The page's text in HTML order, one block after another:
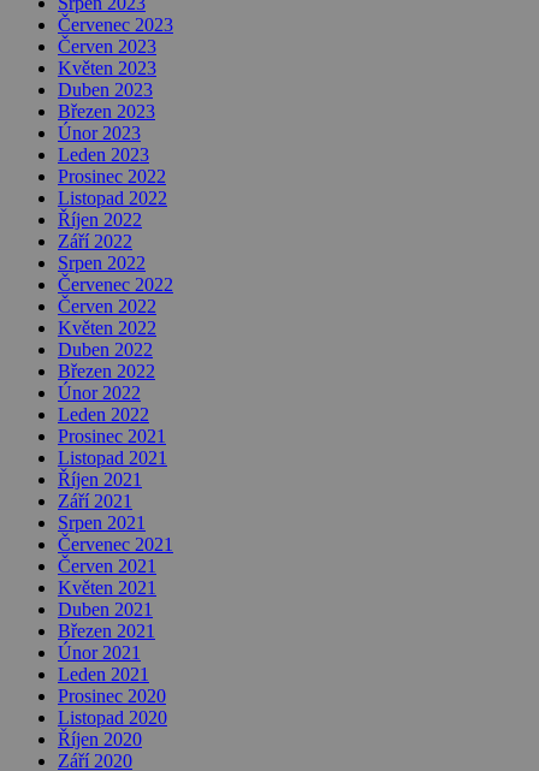
Červenec 2023
Červen 2023
Květen 2023
Duben 2023
Březen 2023
Únor 2023
Leden 2023
Prosinec 2022
Listopad 2022
Říjen 2022
Září 2022
Srpen 2022
Červenec 2022
Červen 2022
Květen 2022
Duben 2022
Březen 2022
Únor 2022
Leden 2022
Prosinec 2021
Listopad 2021
Říjen 2021
Září 2021
Srpen 2021
Červenec 2021
Červen 2021
Květen 2021
Duben 2021
Březen 2021
Únor 2021
Leden 2021
Prosinec 2020
Listopad 2020
Říjen 2020
Září 2020